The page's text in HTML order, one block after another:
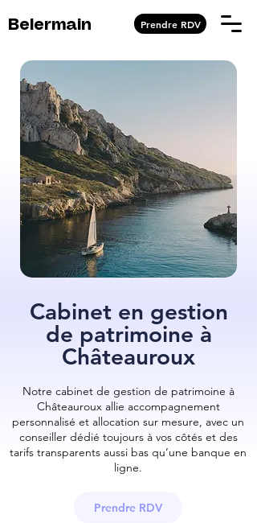
Belermain Prendre RDV
Cabinet en gestion
de patrimoine à
Châteauroux
Notre cabinet de gestion de patrimoine à
Châteauroux allie accompagnement
personnalisé et allocation sur mesure, avec un
conseiller dédié toujours à vos côtés et des
tarifs transparents aussi bas qu’une banque en
ligne.
Prendre RDV